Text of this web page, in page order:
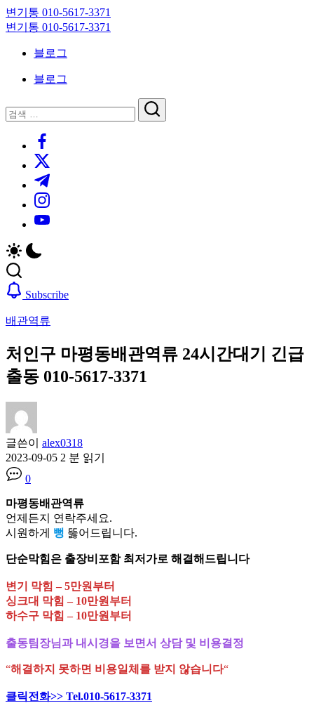
Skip
to
content
변기통 010-5617-3371
변
대
기
변기통 010-5617-3371
크
대
기
블로그
블로그
닫
기
검
검
https://www.facebook.com/
https://twitter.com/
https://t.me/
https://www.instagram.com/
https://youtube.com/
Subscribe
배관역류
처인구 마평동배관역류 24시간대기 긴급
출동 010-5617-3371
글쓴이 alex0318
2023-09-05 2 분 읽기
0
마평동배관역류
언제든지 연락주세요.
시원하게 뻥 뚫어드립니다.
단순막힘은 출장비포함 최저가로 해결해드립니다
변기 막힘 – 5만원부터
싱크대 막힘 – 10만원부터
하수구 막힘 – 10만원부터
출동팀장님과 내시경을 보면서 상담 및 비용결정
“해결하지 못하면 비용일체를 받지 않습니다“
클릭전화>> Tel.010-5617-3371